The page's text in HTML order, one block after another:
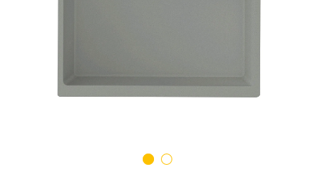
Посудомоечные машины MIDEA